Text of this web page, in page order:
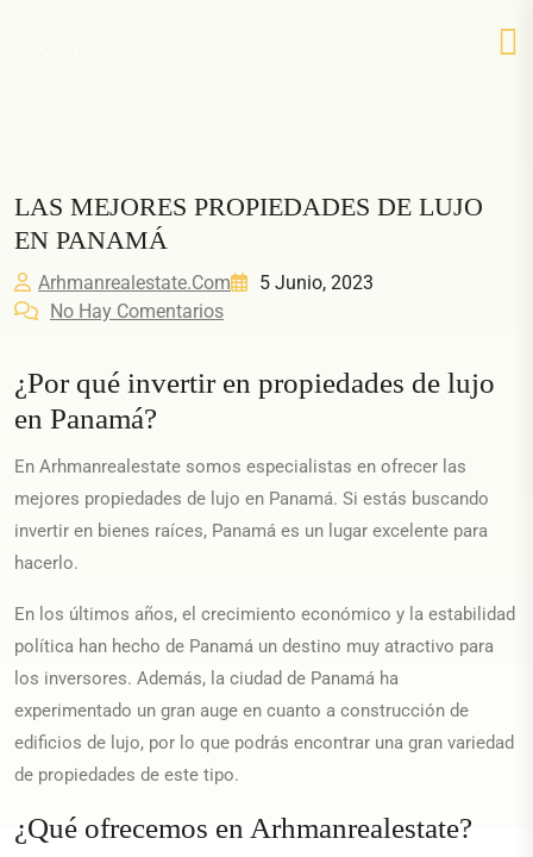
LAS MEJORES PROPIEDADES DE LUJO
EN PANAMÁ
Arhmanrealestate.com
5 Junio, 2023
No Hay Comentarios
¿Por qué invertir en propiedades de lujo
en Panamá?
En Arhmanrealestate somos especialistas en ofrecer las
mejores propiedades de lujo en Panamá. Si estás buscando
invertir en bienes raíces, Panamá es un lugar excelente para
hacerlo.
En los últimos años, el crecimiento económico y la estabilidad
política han hecho de Panamá un destino muy atractivo para
los inversores. Además, la ciudad de Panamá ha
experimentado un gran auge en cuanto a construcción de
edificios de lujo, por lo que podrás encontrar una gran variedad
de propiedades de este tipo.
¿Qué ofrecemos en Arhmanrealestate?